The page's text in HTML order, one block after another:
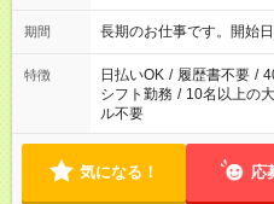
18：00 11：00～20：00 など ※Wワークの場合、他の
合わせ週40時間超の就業
派遣法（日雇い派遣の原
業はご案内が難しい場合
期間 長期のお仕事です。開始
特徴 日払いOK / 履歴書不要 /
シフト勤務 / 10名以上の
ル不要
気になる！ 応